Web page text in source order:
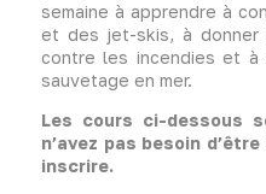
semaine à apprendre à
et des jet-skis, à
contre les incendies et à
sauvetage en mer.
Les cours ci-dessous
n’avez pas besoin
inscrire.